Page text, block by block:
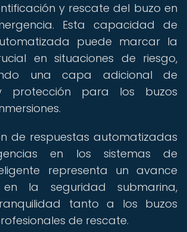
y rescate del buzo en
Esta capacidad de
puede marcar la
en situaciones de riesgo,
una capa adicional de
protección para los buzos
de respuestas automatizadas
en los sistemas de
representa un avance
en la seguridad submarina,
tanto a los buzos
de rescate.